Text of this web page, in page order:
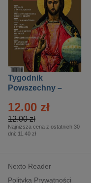
Tygodnik
Powszechny –
12.00 zł
12.00 zł
Najniższa cena z ostatnich 30
dni: 11.40 zł
Nexto Reader
Polityka Prywatności